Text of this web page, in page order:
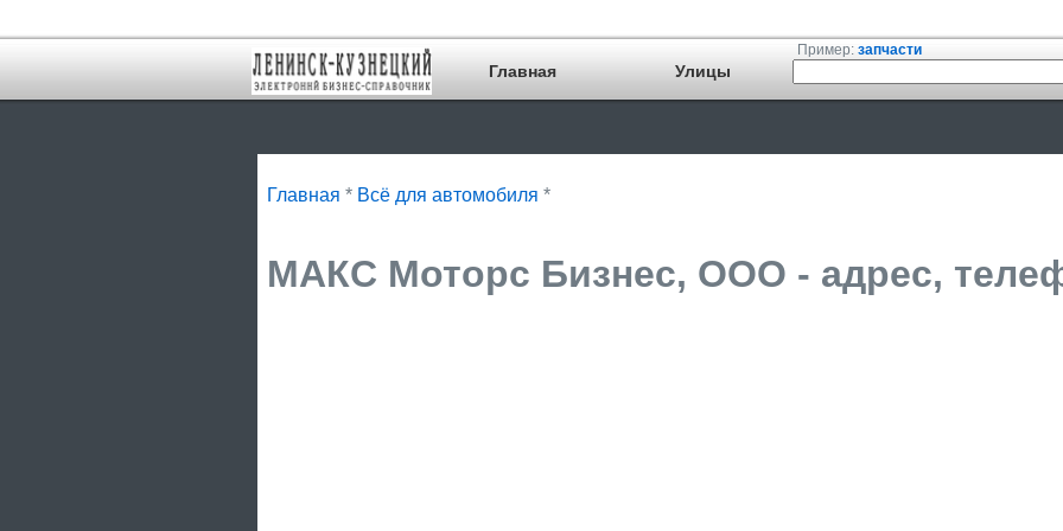
Пример: запчасти
Главная Улицы
Главная * Всё для автомобиля *
МАКС Моторс Бизнес, ООО - адрес,